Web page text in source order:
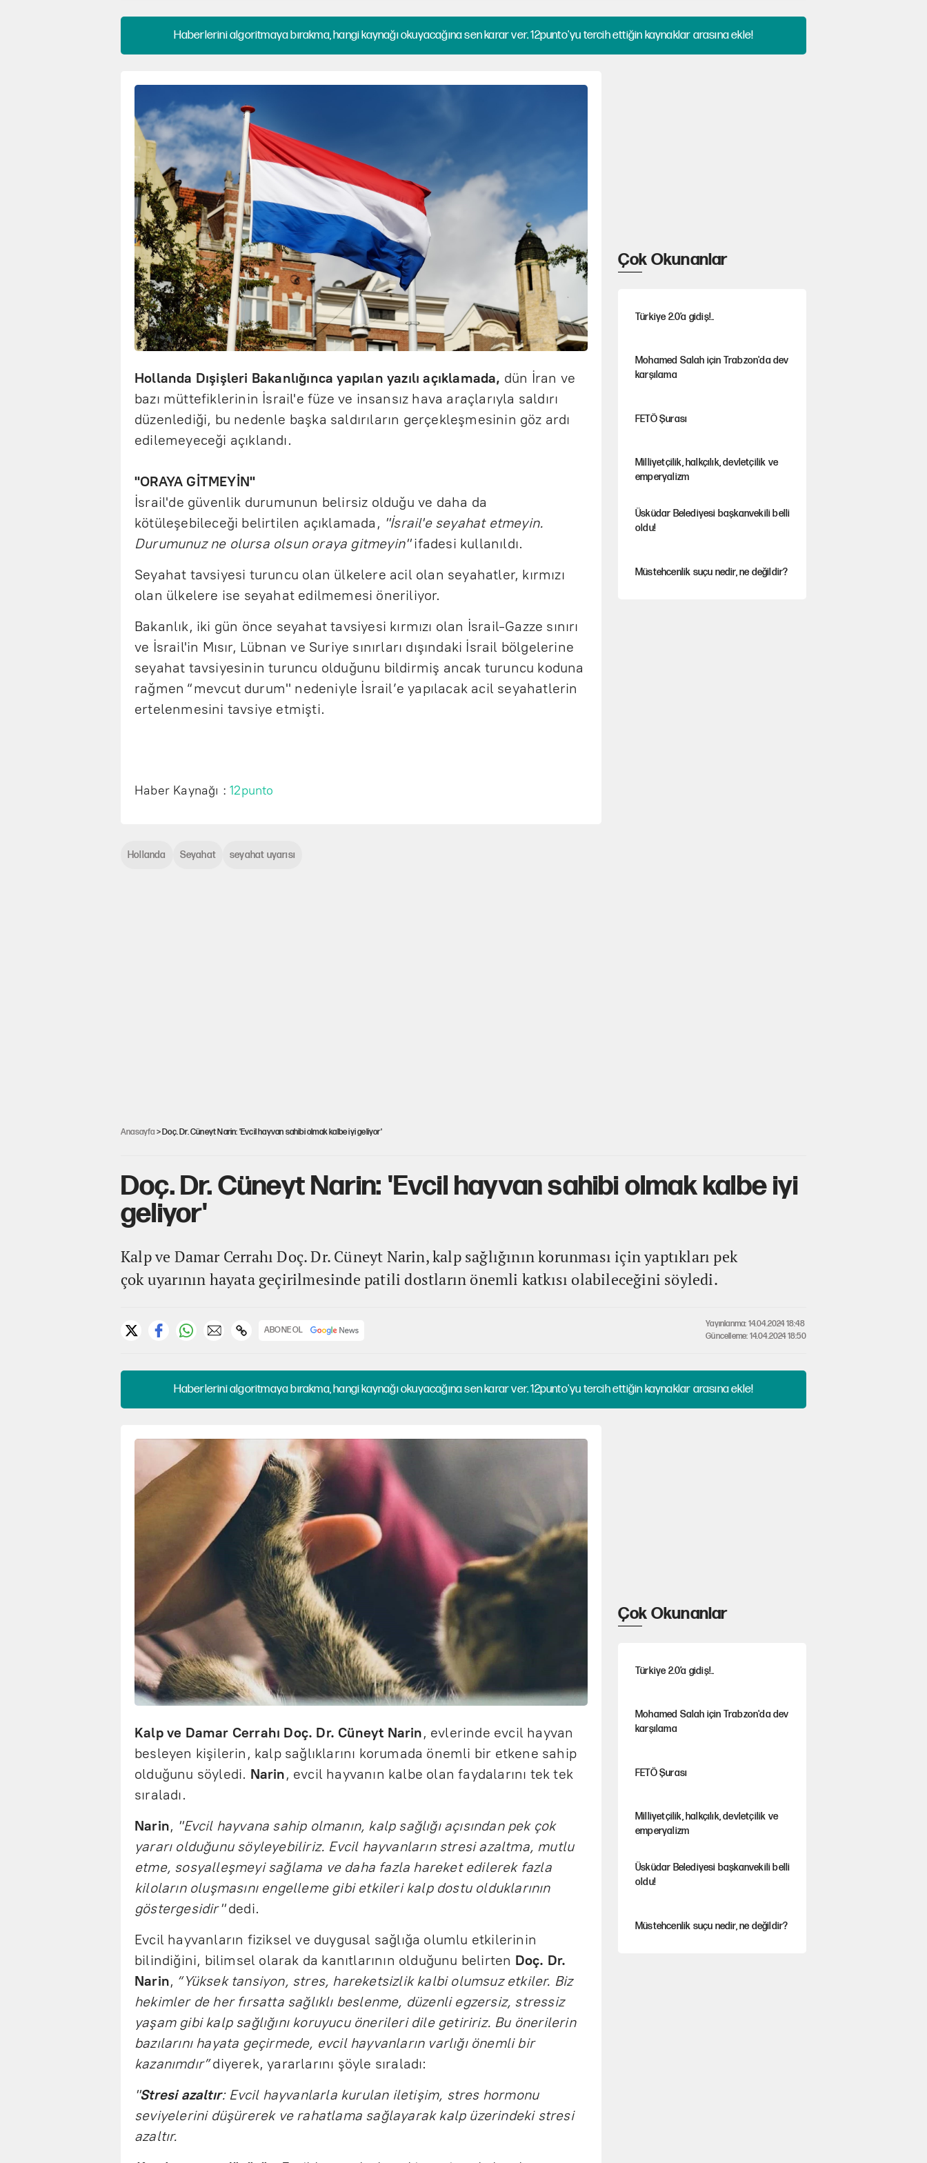
Haberlerini algoritmaya bırakma, hangi kaynağı okuyacağına sen karar ver. 12punto'yu tercih ettiğin kaynaklar arasına ekle!
Hollanda Dışişleri Bakanlığınca yapılan yazılı açıklamada, dün İran ve
bazı müttefiklerinin İsrail'e füze ve insansız hava araçlarıyla saldırı
düzenlediği, bu nedenle başka saldırıların gerçekleşmesinin göz ardı
edilemeyeceği açıklandı.
"ORAYA GİTMEYİN"
İsrail'de güvenlik durumunun belirsiz olduğu ve daha da
kötüleşebileceği belirtilen açıklamada, "İsrail'e seyahat etmeyin.
Durumunuz ne olursa olsun oraya gitmeyin"ifadesi kullanıldı.
Seyahat tavsiyesi turuncu olan ülkelere acil olan seyahatler, kırmızı
olan ülkelere ise seyahat edilmemesi öneriliyor.
Bakanlık, iki gün önce seyahat tavsiyesi kırmızı olan İsrail-Gazze sınırı
ve İsrail'in Mısır, Lübnan ve Suriye sınırları dışındaki İsrail bölgelerine
seyahat tavsiyesinin turuncu olduğunu bildirmiş ancak turuncu koduna
rağmen “mevcut durum" nedeniyle İsrail’e yapılacak acil seyahatlerin
ertelenmesini tavsiye etmişti.
Haber Kaynağı :12punto
Çok Okunanlar
Türkiye 2.0’a gidiş!..
Mohamed Salah için Trabzon'da dev
karşılama
FETÖ Şurası
Milliyetçilik, halkçılık, devletçilik ve
emperyalizm
Üsküdar Belediyesi başkanvekili belli
oldu!
Müstehcenlik suçu nedir, ne değildir?
Hollanda Seyahat seyahat uyarısı
Anasayfa > Doç. Dr. Cüneyt Narin: 'Evcil hayvan sahibi olmak kalbe iyi geliyor'
Doç. Dr. Cüneyt Narin: 'Evcil hayvan sahibi olmak kalbe iyi
geliyor'
Kalp ve Damar Cerrahı Doç. Dr. Cüneyt Narin, kalp sağlığının korunması için yaptıkları pek
çok uyarının hayata geçirilmesinde patili dostların önemli katkısı olabileceğini söyledi.
ABONE OL
Yayınlanma: 14.04.2024 18:48
Güncelleme: 14.04.2024 18:50
Haberlerini algoritmaya bırakma, hangi kaynağı okuyacağına sen karar ver. 12punto'yu tercih ettiğin kaynaklar arasına ekle!
Kalp ve Damar Cerrahı Doç. Dr. Cüneyt Narin, evlerinde evcil hayvan
besleyen kişilerin, kalp sağlıklarını korumada önemli bir etkene sahip
olduğunu söyledi. Narin, evcil hayvanın kalbe olan faydalarını tek tek
sıraladı.
Narin, "Evcil hayvana sahip olmanın, kalp sağlığı açısından pek çok
yararı olduğunu söyleyebiliriz. Evcil hayvanların stresi azaltma, mutlu
etme, sosyalleşmeyi sağlama ve daha fazla hareket edilerek fazla
kiloların oluşmasını engelleme gibi etkileri kalp dostu olduklarının
göstergesidir"dedi.
Evcil hayvanların fiziksel ve duygusal sağlığa olumlu etkilerinin
bilindiğini, bilimsel olarak da kanıtlarının olduğunu belirten Doç. Dr.
Narin, “Yüksek tansiyon, stres, hareketsizlik kalbi olumsuz etkiler. Biz
hekimler de her fırsatta sağlıklı beslenme, düzenli egzersiz, stressiz
yaşam gibi kalp sağlığını koruyucu önerileri dile getiririz. Bu önerilerin
bazılarını hayata geçirmede, evcil hayvanların varlığı önemli bir
kazanımdır”diyerek, yararlarını şöyle sıraladı:
"Stresi azaltır: Evcil hayvanlarla kurulan iletişim, stres hormonu
seviyelerini düşürerek ve rahatlama sağlayarak kalp üzerindeki stresi
azaltır.
Çok Okunanlar
Türkiye 2.0’a gidiş!..
Mohamed Salah için Trabzon'da dev
karşılama
FETÖ Şurası
Milliyetçilik, halkçılık, devletçilik ve
emperyalizm
Üsküdar Belediyesi başkanvekili belli
oldu!
Müstehcenlik suçu nedir, ne değildir?